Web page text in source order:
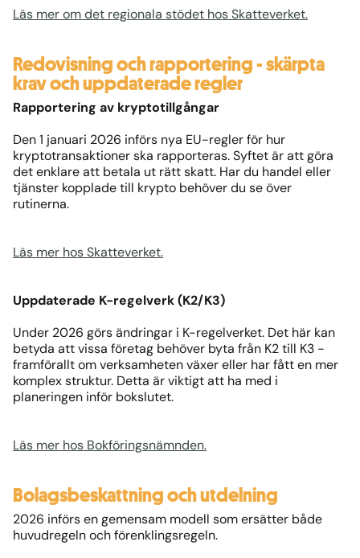
Läs mer om det regionala stödet hos Skatteverket.
Redovisning och rapportering - skärpta
krav och uppdaterade regler
Rapportering av kryptotillgångar
Den 1 januari 2026 införs nya EU-regler för hur
kryptotransaktioner ska rapporteras. Syftet är att göra
det enklare att betala ut rätt skatt. Har du handel eller
tjänster kopplade till krypto behöver du se över
rutinerna.
Läs mer hos Skatteverket.
Uppdaterade K-regelverk (K2/K3)
Under 2026 görs ändringar i K-regelverket. Det här kan
betyda att vissa företag behöver byta från K2 till K3 -
framförallt om verksamheten växer eller har fått en mer
komplex struktur. Detta är viktigt att ha med i
planeringen inför bokslutet.
Läs mer hos Bokföringsnämnden.
Bolagsbeskattning och utdelning
2026 införs en gemensam modell som ersätter både
huvudregeln och förenklingsregeln.